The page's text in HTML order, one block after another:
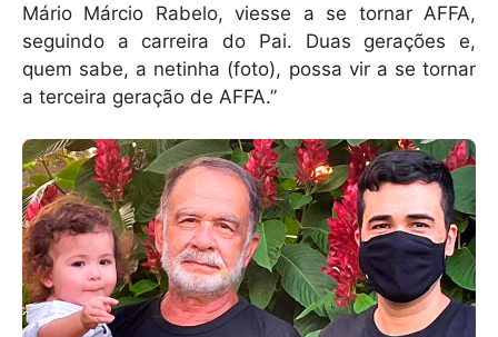
Mário Márcio Rabelo, viesse a se tornar AFFA,
seguindo a carreira do Pai. Duas gerações e,
quem sabe, a netinha (foto), possa vir a se tornar
a terceira geração de AFFA.”